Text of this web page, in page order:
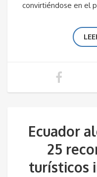
convirtiéndose en el
Ecuador
25
turísticos